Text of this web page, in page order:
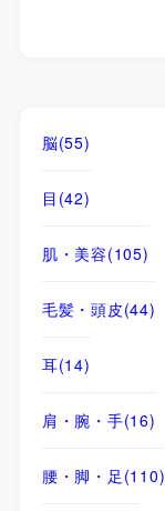
脳(55)
目 (42)
肌・美容(105)
毛髪・頭皮(44)
耳(14)
肩・腕・手(16)
腰・脚・足 (110)